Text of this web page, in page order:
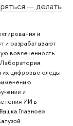
— делать
и
и разрабатывают
вовлеченность
их цифровые следы
и
ИИ в